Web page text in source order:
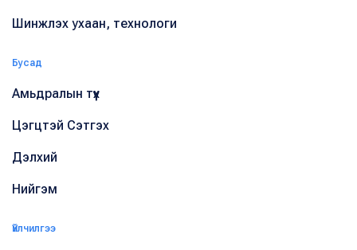
Шинжлэх ухаан, технологи
Бусад
Амьдралын түүх
Цэгцтэй Сэтгэх
Дэлхий
Нийгэм
Үйлчилгээ